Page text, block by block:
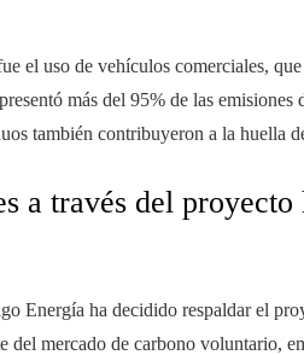
el uso de vehículos comerciales,
más del 95% de las
también contribuyeron a la huella
a través del
Energía ha decidido respaldar el
del mercado de carbono voluntario,